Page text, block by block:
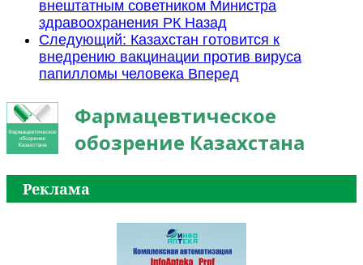
внештатным советником Министра
здравоохранения РК Назад
Следующий: Казахстан готовится к
внедрению вакцинации против вируса
папилломы человека Вперед
Фармацевтическое
обозрение Казахстана
Реклама